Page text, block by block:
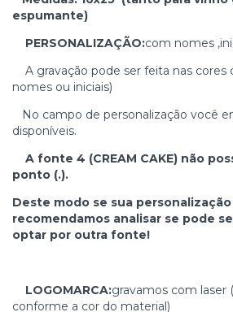
espumante)
PERSONALIZAÇÃO:com nomes
A gravação pode ser feita nas cores
nomes ou iniciais)
No campo de personalização você
disponíveis.
A fonte 4 (CREAM CAKE) não
ponto (.).
Deste modo se sua
recomendamos analisar se pode
optar por outra fonte!
LOGOMARCA:gravamos com laser
conforme a cor do material)